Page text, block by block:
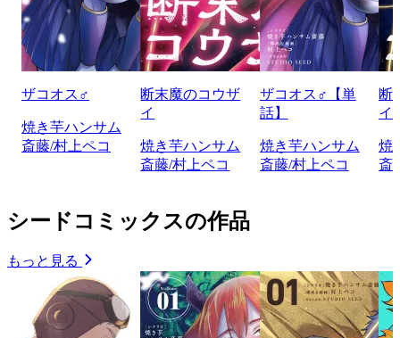
ザコオス♂
焼き芋ハンサム
斎藤/村上ペコ
断末魔のコウザ
イ
焼き芋ハンサム
斎藤/村上ペコ
ザコオス♂【単
話】
焼き芋ハンサム
斎藤/村上ペコ
断
イ
焼
斎
シードコミックスの作品
もっと見る